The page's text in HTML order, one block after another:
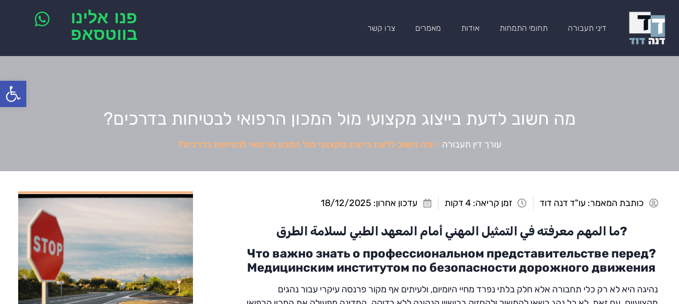
דיני תעבורה תחומי התמחות אודות מאמרים צרו קשר
פנו אלינו
בווטסאפ
מה חשוב לדעת בייצוג מקצועי מול המכון הרפואי לבטיחות בדרכים?
עורך דין תעבורה » מה חשוב לדעת בייצוג מקצועי מול המכון הרפואי לבטיחות בדרכים?
כותבת המאמר: עו"ד דנה דוד זמן קריאה: 4 דקות עדכון אחרון: 18/12/2025
?ما المهم معرفته في التمثيل المهني أمام المعهد الطبي لسلامة الطرق
?Что важно знать о профессиональном представительстве перед
Медицинским институтом по безопасности дорожного движения
נהיגה היא לא רק כלי תחבורה אלא חלק בלתי נפרד מחיי היומיום, ולעיתים אף מקור פרנסה עיקרי עבור נהגים
פתח